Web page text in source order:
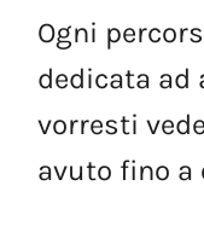
Ogni
dedicata ad
vorresti
avuto fino a